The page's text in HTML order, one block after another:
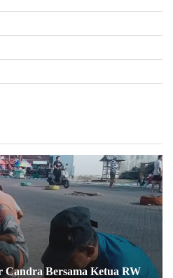
Candra Bersama Ketua RW